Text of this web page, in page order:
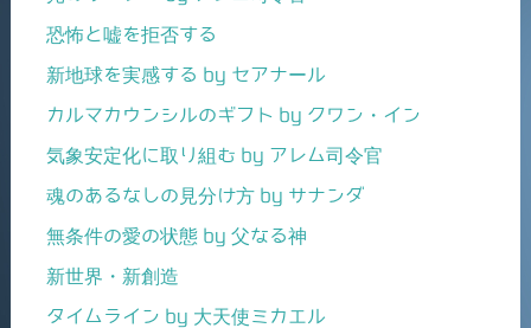
恐怖と嘘を拒否する
新地球を実感する by セアナール
カルマカウンシルのギフト by クワン・イン
気象安定化に取り組む by アレム司令官
魂のあるなしの見分け方 by サナンダ
無条件の愛の状態 by 父なる神
新世界・新創造
タイムライン by 大天使ミカエル